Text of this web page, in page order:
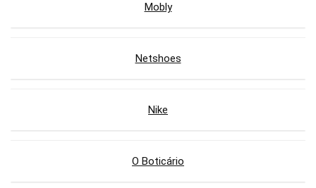
Mobly
Netshoes
Nike
O Boticário